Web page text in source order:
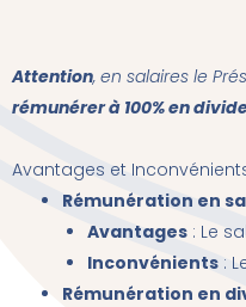
Attention, en salaires le
rémunérer à 100% en
Avantages et
Rémunération en
Avantages : Le
Inconvénients :
Rémunération en